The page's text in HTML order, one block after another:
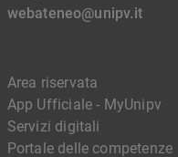
webateneo@unipv.it
Area riservata
App Ufficiale - MyUnipv
Servizi digitali
Portale delle competenze